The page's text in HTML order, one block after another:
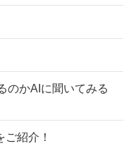
のかAIに聞いてみる
紹介！